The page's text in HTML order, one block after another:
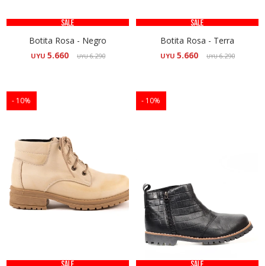
Botita Rosa - Negro
UYU 5.660 UYU6.290
Botita Rosa - Terra
UYU 5.660 UYU6.290
10 10